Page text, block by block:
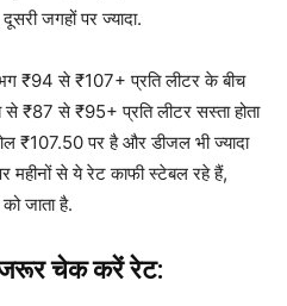
जगहों पर ज्यादा.
₹94 ​​से ₹107+ प्रति लीटर के बीच
₹87 से ₹95+ प्रति लीटर सस्ता होता
₹107.50 पर है और डीजल भी ज्यादा
से ये रेट काफी स्टेबल रहे हैं,
जाता है.
चेक करें रेट: